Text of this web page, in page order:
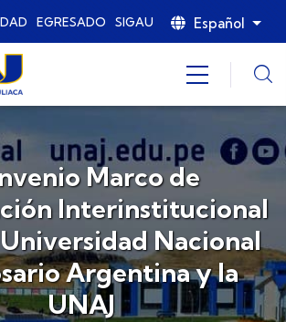
EGRESADO SIGAU Español
Marco de
Interinstitucional
Nacional
Argentina y la
UNAJ